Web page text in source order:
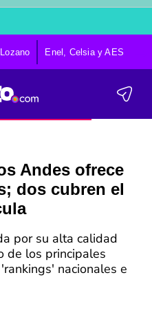
Enel, Celsia y AES
Andes ofrece
dos cubren el
por su alta calidad
de los principales
nacionales e